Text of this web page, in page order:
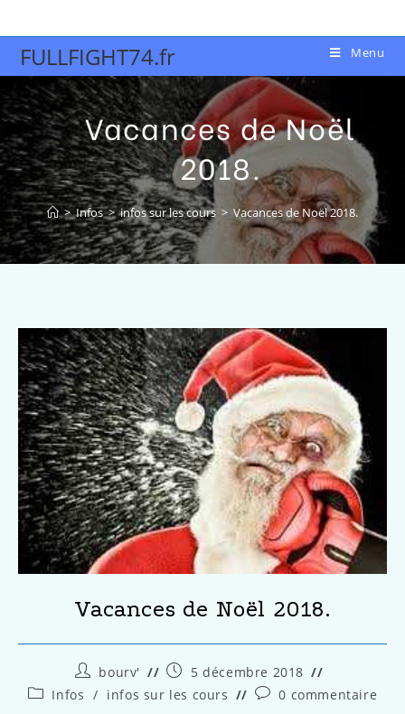
FULLFIGHT74.fr Menu
Vacances de Noël
2018.
> Infos > infos sur les cours > Vacances de Noël 2018.
Vacances de Noël 2018.
bourv'
5 décembre 2018
Infos / infos sur les cours 0 commentaire